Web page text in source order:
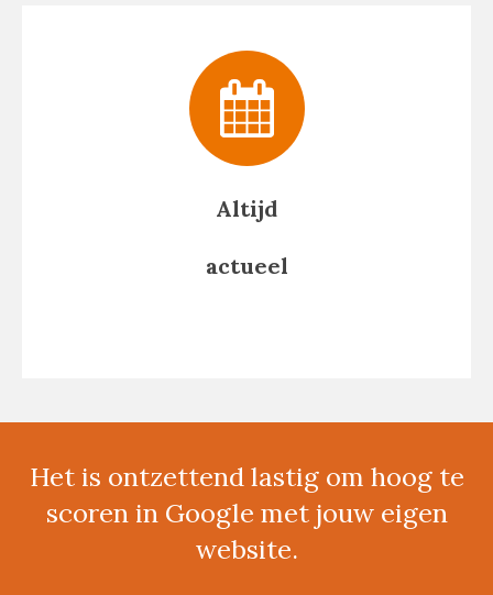
Altijd
actueel
Het is ontzettend lastig om hoog te
scoren in Google met jouw eigen
website.